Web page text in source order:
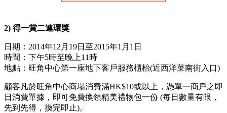
2) 得一賞二連環獎
日期：2014年12月19日至2015年1月1日
時間：下午5時至晚上11時
地點：旺角中心第一座地下客戶服務櫃枱(近西洋菜南街入口)
顧客凡於旺角中心商場消費滿HK$10或以上，憑單一商戶之即
日消費單據，即可免費換領精美禮物包一份 (每日數量有限，
先到先得，換完即止)。